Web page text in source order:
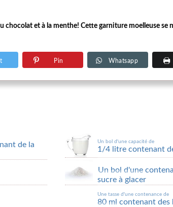
chocolat et à la menthe! Cette garniture moelleuse se
Pin Whatsapp
de la
Un bol d'une capacité de
1/4 litre contenant
Un bol d'une
sucre à glacer
Une tasse d'une contenance de
80 ml contenant des